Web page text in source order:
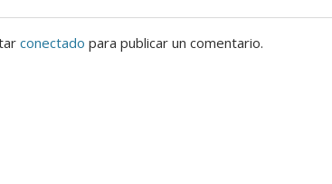
conectado para publicar un comentario.